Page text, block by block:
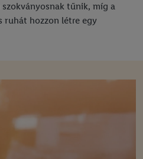
tűnik, míg a
ruhát hozzon létre egy